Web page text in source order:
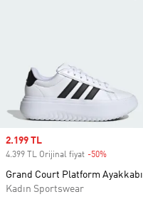
Sale price
2.199 TL
4.399 TL Orijinal fiyat -50%
Grand Court Platform Ayakkabı
Kadın Sportswear